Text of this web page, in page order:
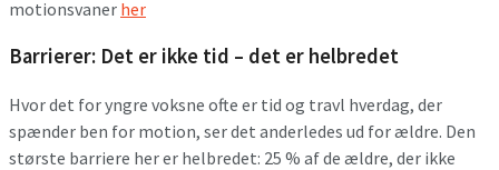
motionsvaner her
Barrierer: Det er ikke tid – det er helbredet
Hvor det for yngre voksne ofte er tid og travl hverdag, der
spænder ben for motion, ser det anderledes ud for ældre. Den
største barriere her er helbredet: 25 % af de ældre, der ikke